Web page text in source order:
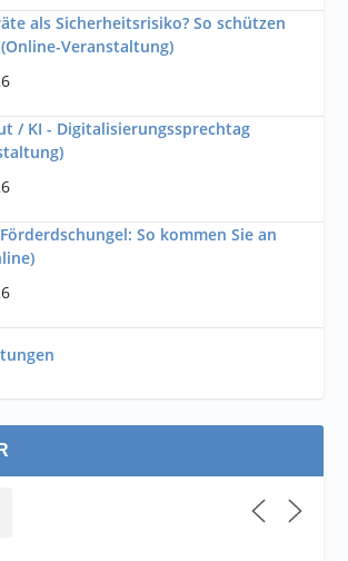
als Sicherheitsrisiko? So schützen
Veranstaltung)
/ KI - Digitalisierungssprechtag
So kommen Sie an